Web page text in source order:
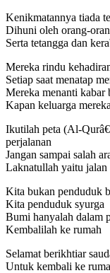
Kenikmatannya tiada
Dihuni oleh orang-
Serta tetangga dan
Mereka rindu
Setiap saat menatap
Mereka menanti
Kapan keluarga
Ikutilah peta (Al-
perjalanan
Jangan sampai salah
Laknatullah yaitu jalan
Kita bukan penduduk
Kita penduduk syurga
Bumi hanyalah dalam
Kembalilah ke rumah
Selamat berikhtiar
Untuk kembali ke